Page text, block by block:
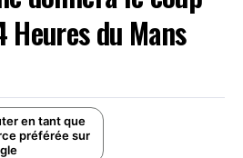
Heures du Mans
en tant que
préférée sur